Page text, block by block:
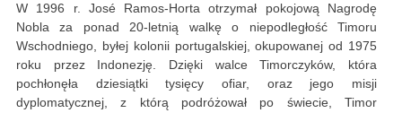
W 1996 r. José Ramos-Horta otrzymał pokojową Nagrodę
Nobla za ponad 20-letnią walkę o niepodległość Timoru
Wschodniego, byłej kolonii portugalskiej, okupowanej od 1975
roku przez Indonezję. Dzięki walce Timorczyków, która
pochłonęła dziesiątki tysięcy ofiar, oraz jego misji
dyplomatycznej, z którą podróżował po świecie, Timor